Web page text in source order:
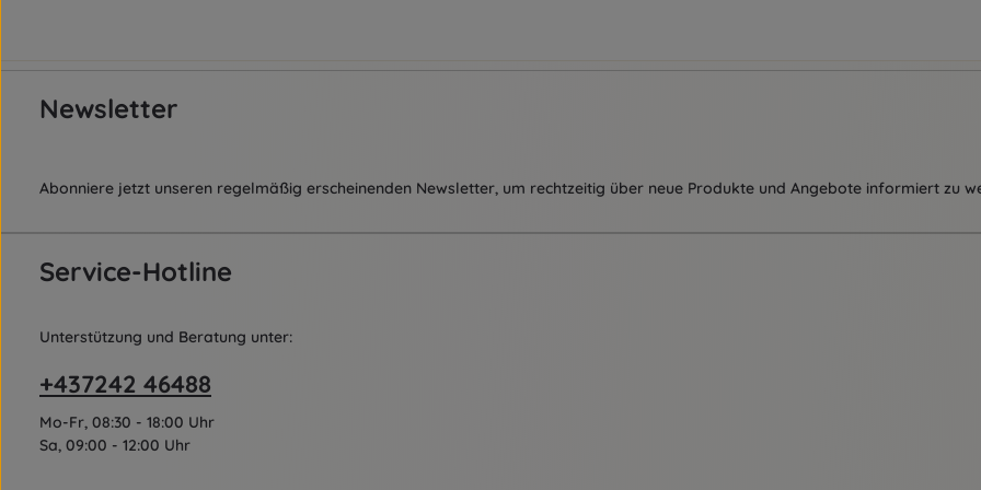
Newsletter
Abonniere jetzt unseren regelmäßig erscheinenden Newsletter, um rechtzeitig über neue Produkte und Angebote informiert zu
Service-Hotline
Unterstützung und Beratung unter:
+437242 46488
Mo-Fr, 08:30 - 18:00 Uhr
Sa, 09:00 - 12:00 Uhr